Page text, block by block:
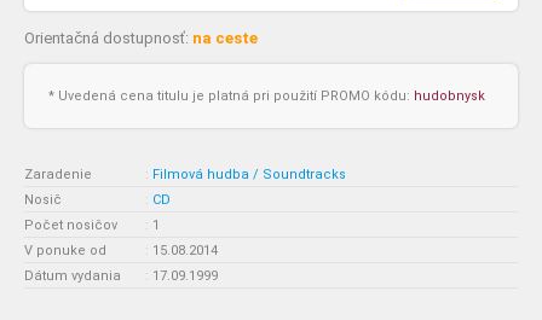
Orientačná dostupnosť: na ceste
* Uvedená cena titulu je platná pri použití PROMO kódu: hudobnysk
Zaradenie : Filmová hudba / Soundtracks
Nosič
: CD
Počet nosičov
: 1
V ponuke od
: 15.08.2014
Dátum vydania
: 17.09.1999